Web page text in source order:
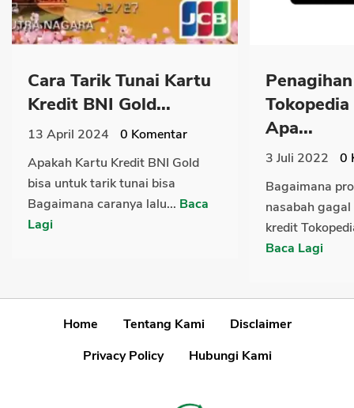
Cara Tarik Tunai Kartu
Kredit BNI Gold...
13 April 2024 0 Komentar
Apakah Kartu Kredit BNI Gold
bisa untuk tarik tunai bisa
Bagaimana caranya lalu... Baca
Lagi
Apa...
3 Juli 2022 0
Bagaimana
nasabah
kredit
Baca Lagi
Home Tentang Kami
Disclaimer
Privacy Policy
Hubungi Kami